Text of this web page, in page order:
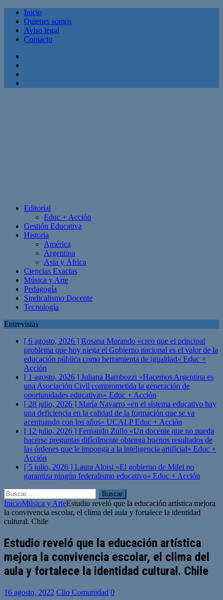
Inicio
Quienes somos
Aviso legal
Contacto
Editorial
Educ + Acción
Gestión Educativa
Historia
América
Argentina
Asia y África
Ciencias Exactas
Música y Arte
Pedagogía
Sindicalismo Docente
Tecnología
Entrevistas
[ 6 agosto, 2026 ] Rosana Morando «creo que el principal
problema que hoy niega el Gobierno nacional es el valor de la
educación pública como herramienta de igualdad» Educ +
Acción
[ 1 agosto, 2026 ] Juliana Bambozzi «Hacemos Argentina es
una Asociación Civil comprometida la generación de
oportunidades educativas» Educ + Acción
[ 28 julio, 2026 ] María Navarro «en el sistema educativo hay
una deficiencia en la calidad de la formación que se va
acentuando con los años» UCALPEduc + Acción
[ 12 julio, 2026 ] Fernando Zullo «Un docente que no pueda
hacerse preguntas difícilmente obtenga buenos resultados de
las órdenes que le imponga a la inteligencia artificial» Educ +
Acción
[ 5 julio, 2026 ] Laura Aloisi «El gobierno de Milei no
garantiza ningún federalismo educativo» Educ + Acción
Buscar:
InicioMúsica y ArteEstudio reveló que la educación artística mejora
la convivencia escolar, el clima del aula y fortalece la identidad
cultural. Chile
Estudio reveló que la educación artística
mejora la convivencia escolar, el clima del
aula y fortalece la identidad cultural. Chile
16 agosto, 2022 Clio Comunidad 0